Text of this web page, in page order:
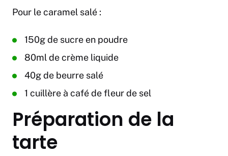
Pour le caramel salé :
150g de sucre en poudre
80ml de crème liquide
40g de beurre salé
1 cuillère à café de fleur de sel
Préparation de la
tarte